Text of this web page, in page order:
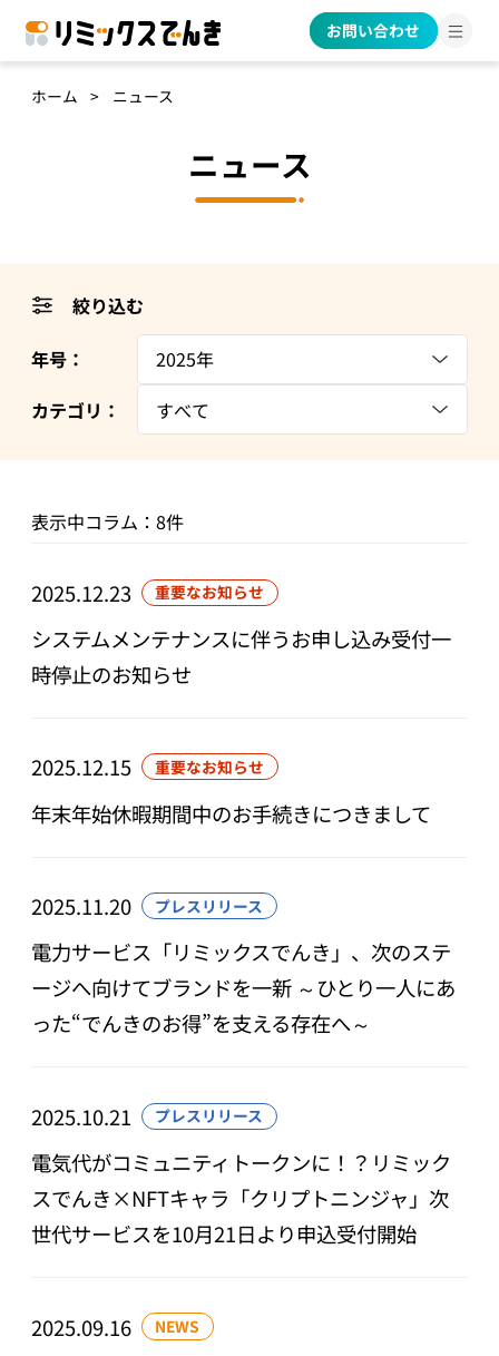
お問い合わせ
ホーム ニュース
ニュース
絞り込む
年号：
2025年
カテゴリ：
すべて
表示中コラム：8件
2025.12.23 重要なお知らせ
システムメンテナンスに伴うお申し込み受付一
時停止のお知らせ
2025.12.15 重要なお知らせ
年末年始休暇期間中のお手続きにつきまして
2025.11.20 プレスリリース
電力サービス「リミックスでんき」、次のステ
ージへ向けてブランドを一新 ～ひとり一人にあ
った“でんきのお得”を支える存在へ～
2025.10.21 プレスリリース
電気代がコミュニティトークンに！？リミック
スでんき×NFTキャラ「クリプトニンジャ」次
世代サービスを10月21日より申込受付開始
2025.09.16 NEWS